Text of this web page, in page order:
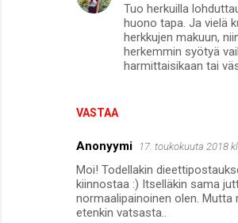
VASTAA
Tuo herkuilla
huono tapa. Ja vielä
herkkujen makuun,
herkemmin syötyä
harmittaisikaan tai
Anonyymi 17. toukokuuta 2018
Moi! Todellakin
kiinnostaa :) Itselläkin sama
normaalipainoinen olen. Mutta
etenkin vatsasta..